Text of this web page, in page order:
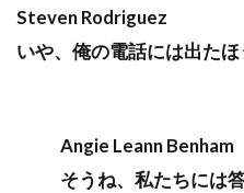
Steven Rodriguez
いや、俺の電話には出たほ
Angie Leann Benham
そうね、私たちには